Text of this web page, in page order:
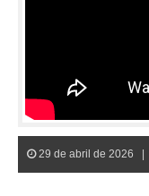
29 de abril de 2026 |